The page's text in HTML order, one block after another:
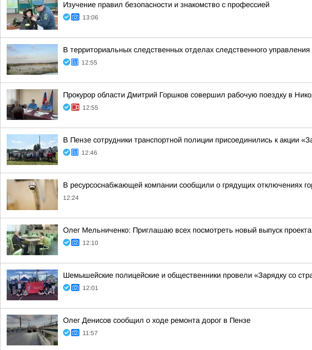
Изучение правил безопасности и знакомство с профессией
13:06
В территориальных следственных отделах следственного
12:55
Прокурор области Дмитрий Горшков совершил рабочую поездку в
12:55
В Пензе сотрудники транспортной полиции присоединились к акции
12:46
В ресурсоснабжающей компании сообщили о грядущих отключениях
12:24
Олег Мельниченко: Приглашаю всех посмотреть новый выпуск
12:10
Шемышейские полицейские и общественники провели «Зарядку со
12:01
Олег Денисов сообщил о ходе ремонта дорог в Пензе
11:57